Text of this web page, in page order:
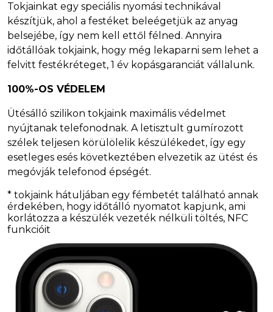
Tokjainkat egy speciális nyomási technikával
készítjük, ahol a festéket beleégetjük az anyag
belsejébe, így nem kell ettől félned. Annyira
időtállóak tokjaink, hogy még lekaparni sem lehet a
felvitt festékréteget, 1 év kopásgaranciát vállalunk.
100%-OS VÉDELEM
Ütésálló szilikon tokjaink maximális védelmet
nyújtanak telefonodnak. A letisztult gumírozott
szélek teljesen körülölelik készülékedet, így egy
esetleges esés következtében elvezetik az ütést és
megóvják telefonod épségét.
* tokjaink hátuljában egy fémbetét található annak
érdekében, hogy időtálló nyomatot kapjunk, ami
korlátozza a készülék vezeték nélküli töltés, NFC
funkcióit